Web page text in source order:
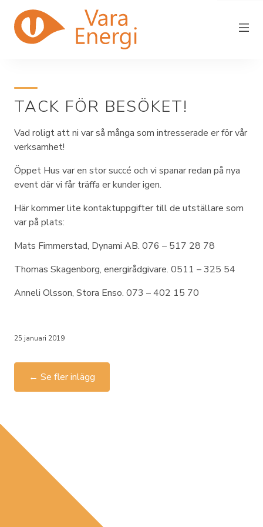
Vara Energi
Elnät
Driftstörning
Fjärrvärme
In/utflytt
Kundservice
TACK FÖR BESÖKET!
Vad roligt att ni var så många som intresserade er för vår
verksamhet!
Öppet Hus var en stor succé och vi spanar redan på nya
event där vi får träffa er kunder igen.
Här kommer lite kontaktuppgifter till de utställare som
var på plats:
Mats Fimmerstad, Dynami AB. 076 – 517 28 78
Thomas Skagenborg, energirådgivare. 0511 – 325 54
Anneli Olsson, Stora Enso. 073 – 402 15 70
25 januari 2019
← Se fler inlägg